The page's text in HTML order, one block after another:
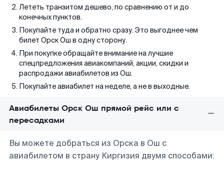
Лететь транзитом дешево, по сравнению от и до
конечных пунктов.
Покупайте туда и обратно сразу. Это выгоднее чем
билет Орск Ош в одну сторону.
При покупке обращайте внимание на лучшие
спецпредложения авиакомпаний, акции, скидки и
распродажи авиабилетов из Ош.
Покупайте авиабилет на неделе, а не в выходные.
Авиабилеты Орск Ош прямой рейс или с
пересадками
Вы можете добраться из Орска в Ош с
авиабилетом в страну Киргизия двумя способами: